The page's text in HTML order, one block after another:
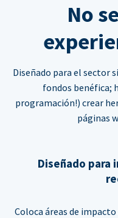
No
Diseñado para el sector
fondos benéfica;
programación!) crear
páginas
Diseñado para
Coloca áreas de